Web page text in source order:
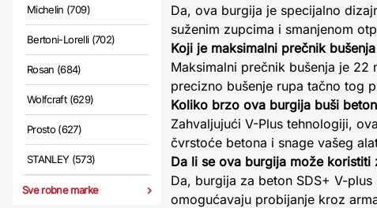
Michelin (709)
Bertoni-Lorelli (702)
Rosan (684)
Wolfcraft (629)
Prosto (627)
STANLEY (573)
Sve robne marke
Da, ova burgija je specijalno
suženim zupcima i smanjenom
Koji je maksimalni prečnik
Maksimalni prečnik bušenja je
precizno bušenje rupa tačno tog
Koliko brzo ova burgija buši
Zahvaljujući V-Plus tehnologiji,
čvrstoće betona i snage vašeg
Da li se ova burgija može koristiti
Da, burgija za beton SDS+ V-
omogućavaju probijanje kroz